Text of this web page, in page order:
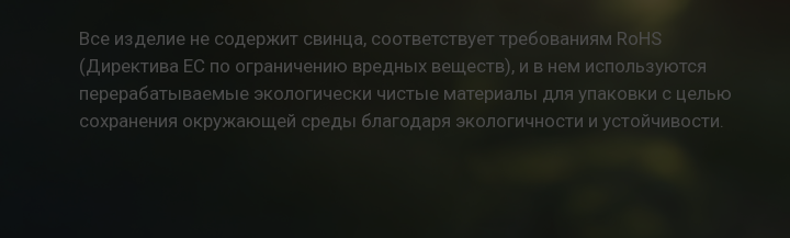
Все изделие не содержит свинца, соответствует требованиям RoHS
(Директива ЕС по ограничению вредных веществ), и в нем используются
перерабатываемые экологически чистые материалы для упаковки с целью
сохранения окружающей среды благодаря экологичности и устойчивости.